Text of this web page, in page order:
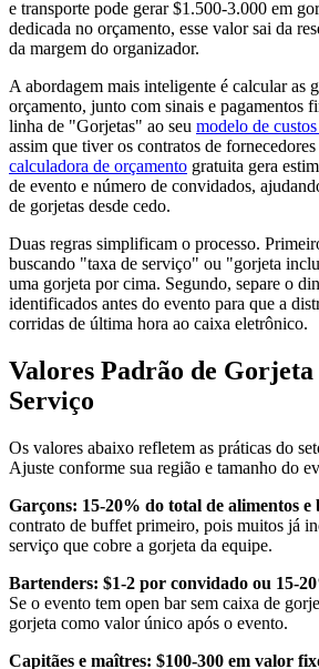
e transporte pode gerar $1.500-3.000 em
dedicada no orçamento, esse valor sai da
da margem do organizador.
A abordagem mais inteligente é calcular as
orçamento, junto com sinais e pagamentos
linha de "Gorjetas" ao seu modelo de
assim que tiver os contratos de
calculadora de orçamento gratuita gera
de evento e número de convidados,
de gorjetas desde cedo.
Duas regras simplificam o processo.
buscando "taxa de serviço" ou "gorjeta
uma gorjeta por cima. Segundo, separe o
identificados antes do evento para que a
corridas de última hora ao caixa eletrônico.
Valores Padrão de
Serviço
Os valores abaixo refletem as práticas do
Ajuste conforme sua região e tamanho do
Garçons: 15-20% do total de alimentos e
contrato de buffet primeiro, pois muitos já
serviço que cobre a gorjeta da equipe.
Bartenders: $1-2 por convidado ou 15-
Se o evento tem open bar sem caixa de
gorjeta como valor único após o evento.
Capitães e maîtres: $100-300 em valor